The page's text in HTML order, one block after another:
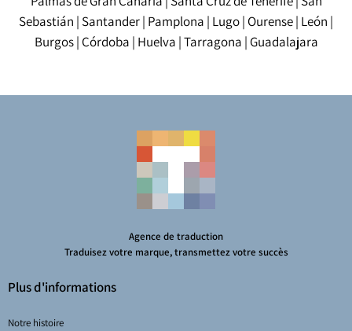
Sebastián | Santander| Pamplona | Lugo| Ourense| León |
Burgos| Córdoba | Huelva |Tarragona | Guadalajara
Agence de traduction
Traduisez votre marque, transmettez votre succès
Plus d'informations
Notre histoire